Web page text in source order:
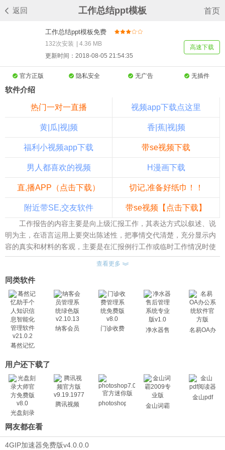
返回 工作总结ppt模板 首页
高速下载
工作总结ppt模板免费
下载
132次安装
4.36 MB
更新时间：2018-08-05 21:54:35
官方正版 隐私安全 无广告 无插件
软件介绍
热门一对一直播 视频app下载点这里
黄|瓜|视|频 香|蕉|视|频
福利小视频app下载 带se视频下载
男人都喜欢的视频 H漫画下载
直,播APP（点击下载） 切记,准备好纸巾！！
附近带SE,交友软件 带se视频【点击下载】
工作报告的内容主要是向上级汇报工作，其表达方式以叙述、说
明为主，在语言运用上要突出陈述性，把事情交代清楚，充分显示内
容的真实和材料的客观，主要是在汇报例行工作或临时工作情况时使
用，是报告中常见的一种。为了让工作报告更为美观，软件站准备了
彩色墨迹背景的工作总结工作计划PPT模板，使用蓝色作为主题
色，PPT模板封面使用了一张彩色墨迹作为PPT背景图片，幻灯片模
板内部使用了微立体风格设计了整套幻灯片图表，方便制作工作总结
PowerPoint使用。
淡雅微立体工作汇报PPT模板，使用了淡雅的白色作为背景色，
绿色作为点睛色;模板封面使用了一张淡灰色的点阵地图作为背景图
片，带有立体感的圆角矩形作为幻灯片填写标题的地方，给人清新而
清晰的印象;幻灯片模板内部幻灯片图表使用微立体设计风格，包括了
各类PPT关系图和内容说明图表;本模板适合用于制作各类通用商务汇
报PPT，年终工作总结幻灯片，工作汇报PowerPoint等。
白色简洁微立体年终工作总结PPT模板，使用了淡雅白色搭配几
何多边形的背景图片，首页使用了带有动态PPT动画效果的彩色作为
套幻灯片图表，方便制作PowerPoint使用
查看更多
同类软件
蓦然记忆
知识信息
理软件
v21.0.2
纳客会员
门诊收费
净水器售
名易OA办
用户还下载了
光盘刻录
大师
腾讯视频 photoshop7.0 金山词霸
金山pdf
网友都在看
4GIP加速器免费版v4.0.0.0